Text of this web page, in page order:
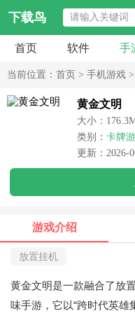
下载鸟
首页 软件 手
当前位置： 首页 > 手机游戏 >
黄金文明
大小：
类别： 卡牌
更新：2026-
游戏介绍
放置挂机
黄金文明是一款融合了放
味手游，它以“跨时代英雄